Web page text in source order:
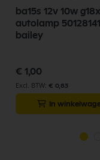
ba15s 12v 10w
autolamp
bailey
€ 1,00
€ 0,83
In